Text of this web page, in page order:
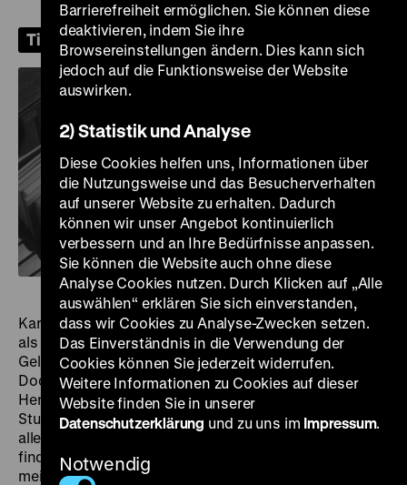
Tickets
Karel Klíma führt ein angenehmes Leben: Er arbeitet
als Dozent an der Kunstakademie, hat eine attraktive
Geliebte und eine Dachgeschoßwohnung in Prag.
Doch eines Tages erhält er einen Brief. Ein gewisser
Herr Záturecký bittet um ein Gutachten für dessen
Studie über den Maler Mikoláš Aleš, die Klíma
allerdings nicht gelesen hat und auch nicht mehr
finden kann. Klíma weicht aus – eine Petitesse, so
meint er. Und irrt sich.
Barrierefreiheit ermöglichen. Sie können diese
deaktivieren, indem Sie ihre
Browsereinstellungen ändern. Dies kann sich
jedoch auf die Funktionsweise der Website
auswirken.
2) Statistik und Analyse
Diese Cookies helfen uns, Informationen über
die Nutzungsweise und das Besucherverhalten
auf unserer Website zu erhalten. Dadurch
können wir unser Angebot kontinuierlich
verbessern und an Ihre Bedürfnisse anpassen.
Sie können die Website auch ohne diese
Analyse Cookies nutzen. Durch Klicken auf „Alle
auswählen“ erklären Sie sich einverstanden,
dass wir Cookies zu Analyse-Zwecken setzen.
Das Einverständnis in die Verwendung der
Cookies können Sie jederzeit widerrufen.
Weitere Informationen zu Cookies auf dieser
Website finden Sie in unserer
Datenschutzerklärung und zu uns im Impressum.
Notwendig